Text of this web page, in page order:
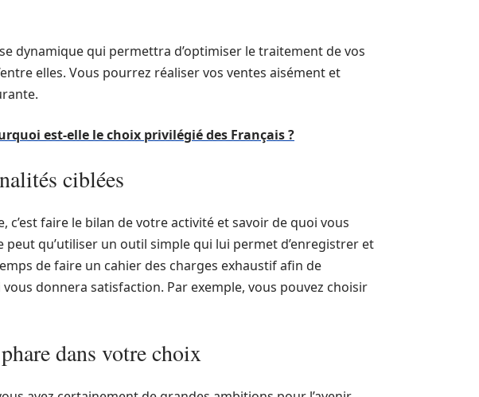
dynamique qui permettra d’optimiser le traitement de vos
elles. Vous pourrez réaliser vos ventes aisément et
est-elle le choix privilégié des Français ?
ciblées
c’est faire le bilan de votre activité et savoir de quoi vous
qu’utiliser un outil simple qui lui permet d’enregistrer et
de faire un cahier des charges exhaustif afin de
donnera satisfaction. Par exemple, vous pouvez choisir
dans votre choix